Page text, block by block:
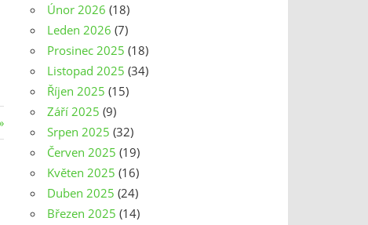
Únor 2026 (18)
Leden 2026 (7)
Prosinec 2025 (18)
Listopad 2025 (34)
Říjen 2025 (15)
Září 2025 (9)
Srpen 2025 (32)
Červen 2025 (19)
Květen 2025 (16)
Duben 2025 (24)
Březen 2025 (14)